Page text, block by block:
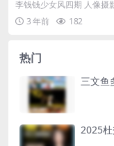
李钱钱少女风四期 人像摄
影后期制作
3 年前 182
热门
三文鱼
2025